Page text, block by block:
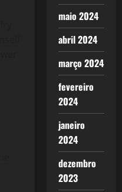
maio 2024
abril 2024
março 2024
fevereiro
2024
janeiro
2024
dezembro
2023